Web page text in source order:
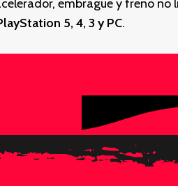
embrague y freno
5, 4, 3 y PC.